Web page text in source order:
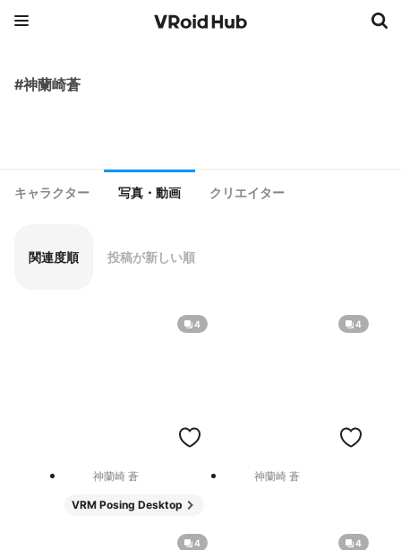
#神蘭崎蒼
キャラクター 写真・動画 クリエイター
関連度順 投稿が新しい順
4
神蘭崎 蒼
VRM Posing Desktop
4
神蘭崎 蒼
4 4